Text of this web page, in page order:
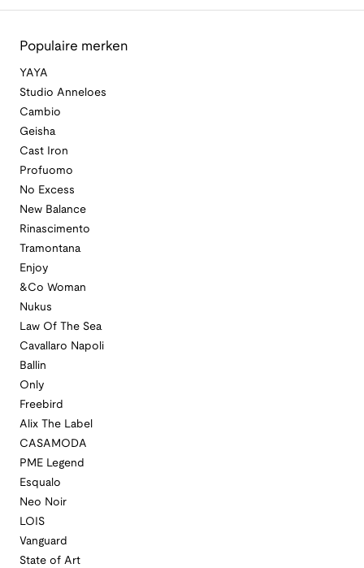
Populaire merken
YAYA
Studio Anneloes
Cambio
Geisha
Cast Iron
Profuomo
No Excess
New Balance
Rinascimento
Tramontana
Enjoy
&Co Woman
Nukus
Law Of The Sea
Cavallaro Napoli
Ballin
Only
Freebird
Alix The Label
CASAMODA
PME Legend
Esqualo
Neo Noir
LOIS
Vanguard
State of Art